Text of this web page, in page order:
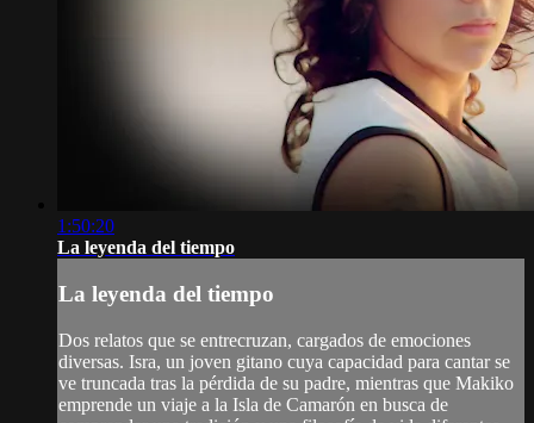
1:50:20
La leyenda del tiempo
La leyenda del tiempo
Dos relatos que se entrecruzan, cargados de emociones
diversas. Isra, un joven gitano cuya capacidad para cantar se
ve truncada tras la pérdida de su padre, mientras que Makiko
emprende un viaje a la Isla de Camarón en busca de